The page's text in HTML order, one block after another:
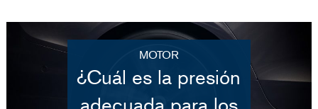
MOTOR
¿Cuál es la presión